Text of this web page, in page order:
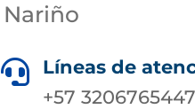
Nariño

Líneas de
+57 3206765447